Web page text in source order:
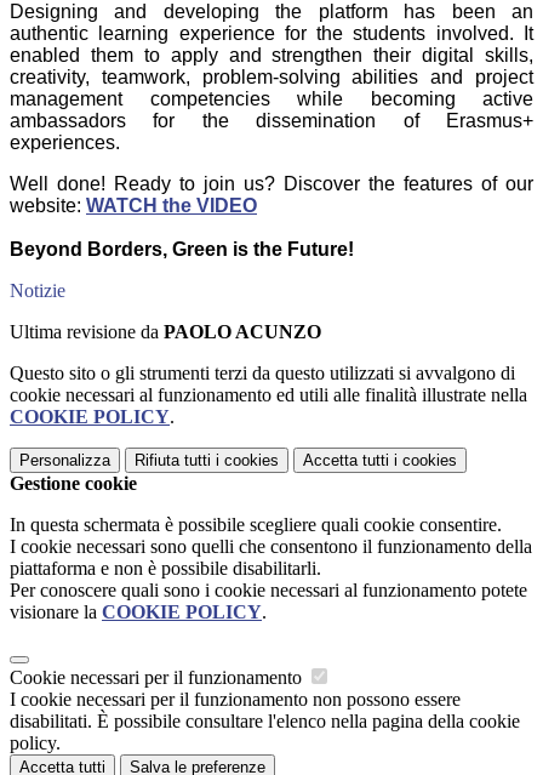
Designing and developing the platform has been an
authentic learning experience for the students involved. It
enabled them to apply and strengthen their digital skills,
creativity, teamwork, problem-solving abilities and project
management competencies while becoming active
ambassadors for the dissemination of Erasmus+
experiences.
Well done! Ready to join us? Discover the features of our
website: WATCH the VIDEO
Beyond Borders, Green is the Future!
Notizie
Ultima revisione da PAOLO ACUNZO
Questo sito o gli strumenti terzi da questo utilizzati si avvalgono di
cookie necessari al funzionamento ed utili alle finalità illustrate nella
COOKIE POLICY.
Personalizza Rifiuta tutti i cookies Accetta tutti i cookies
Gestione cookie
In questa schermata è possibile scegliere quali cookie consentire.
I cookie necessari sono quelli che consentono il funzionamento della
piattaforma e non è possibile disabilitarli.
Per conoscere quali sono i cookie necessari al funzionamento potete
visionare la COOKIE POLICY.
Cookie necessari per il funzionamento
I cookie necessari per il funzionamento non possono essere
disabilitati. È possibile consultare l'elenco nella pagina della cookie
policy.
Accetta tutti Salva le preferenze